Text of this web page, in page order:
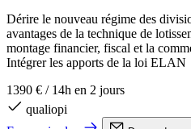
Dérire le nouveau régime des
avantages de la technique de
montage financier, fiscal et la
Intégrer les apports de la loi ELAN
1390 € / 14h en 2 jours
qualiopi